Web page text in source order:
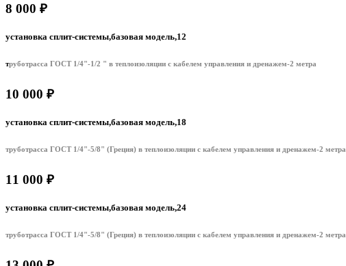
8 000 ₽
установка сплит-системы,базовая модель,12
труботрасса ГОСТ 1/4"-1/2 " в теплоизоляции с кабелем управления и дренажем-2 метра
10 000 ₽
установка сплит-системы,базовая модель,18
труботрасса ГОСТ 1/4"-5/8" (Греция) в теплоизоляции с кабелем управления и дренажем-2 метра
11 000 ₽
установка сплит-системы,базовая модель,24
труботрасса ГОСТ 1/4"-5/8" (Греция) в теплоизоляции с кабелем управления и дренажем-2 метра